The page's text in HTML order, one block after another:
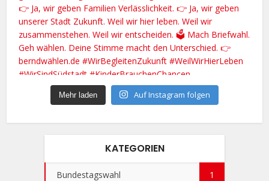
Mehr laden Auf Instagram folgen
KATEGORIEN
Bundestagswahl 1